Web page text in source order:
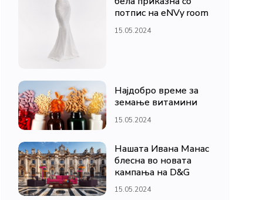
потпис на eNVy room
15.05.2024
Најдобро време за
земање витамини
15.05.2024
Нашата Ивана Манас
блесна во новата
кампања на D&G
15.05.2024